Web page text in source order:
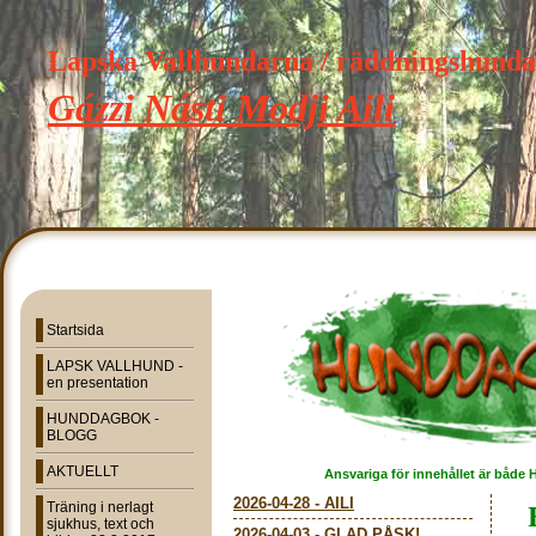
Lapska Vallhundarna /
Gázzi Násti Modji Aili
Startsida
LAPSK VALLHUND -
en presentation
HUNDDAGBOK -
BLOGG
AKTUELLT
Träning i nerlagt
sjukhus, text och
Ansvariga för innehållet är både
2026-04-28 - AILI